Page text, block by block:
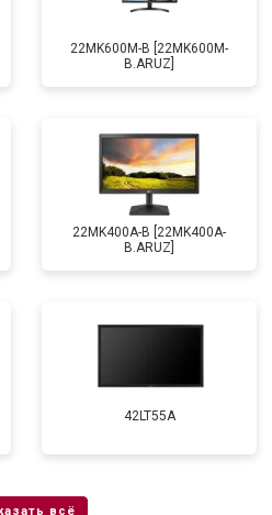
22MK600M-B [22MK600M-
B.ARUZ]
22MK400A-B [22MK400A-
B.ARUZ]
42LT55A